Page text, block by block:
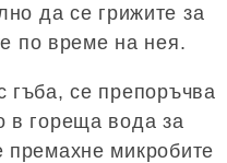
да се грижите за
по време на нея.
гъба, се препоръчва
в гореща вода за
премахне микробите